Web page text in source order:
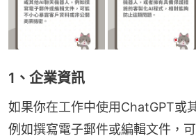
1、企業資訊
如果你在工作中使用ChatGPT或
例如撰寫電子郵件或編輯文件，